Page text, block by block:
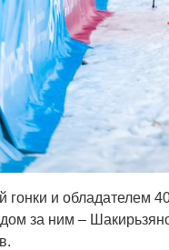
и обладателем
за ним –